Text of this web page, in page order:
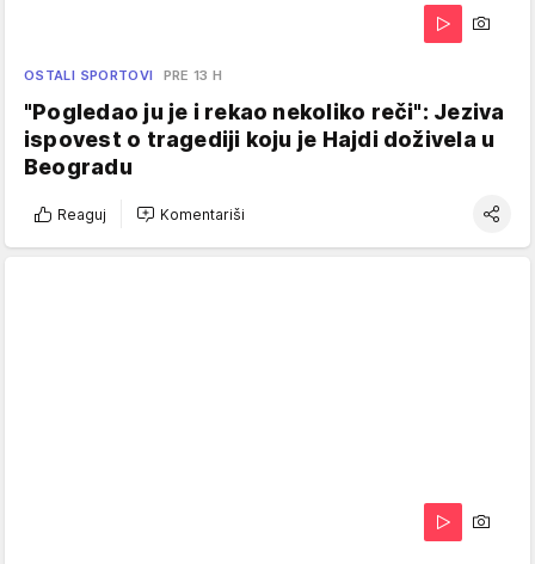
OSTALI SPORTOVI PRE 13 H
"Pogledao ju je i rekao nekoliko reči": Jeziva
ispovest o tragediji koju je Hajdi doživela u
Beogradu
Reaguj Komentariši